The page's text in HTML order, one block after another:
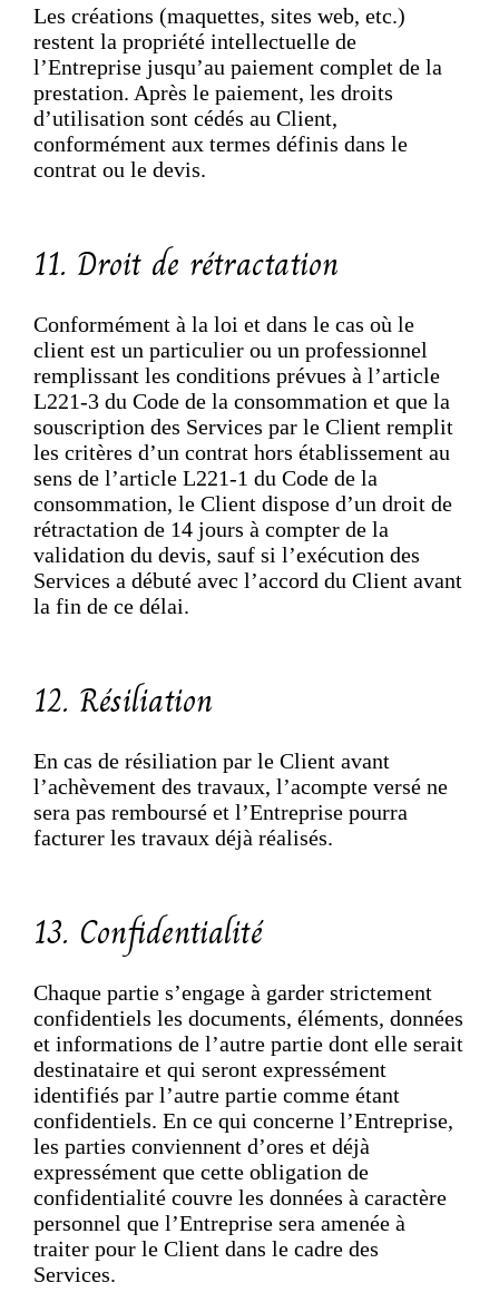
Les créations (maquettes, sites web, etc.)
restent la propriété intellectuelle de
l’Entreprise jusqu’au paiement complet de la
prestation. Après le paiement, les droits
d’utilisation sont cédés au Client,
conformément aux termes définis dans le
contrat ou le devis.
11. Droit de rétractation
Conformément à la loi et dans le cas où le
client est un particulier ou un professionnel
remplissant les conditions prévues à l’article
L221-3 du Code de la consommation et que la
souscription des Services par le Client remplit
les critères d’un contrat hors établissement au
sens de l’article L221-1 du Code de la
consommation, le Client dispose d’un droit de
rétractation de 14 jours à compter de la
validation du devis, sauf si l’exécution des
Services a débuté avec l’accord du Client avant
la fin de ce délai.
12. Résiliation
En cas de résiliation par le Client avant
l’achèvement des travaux, l’acompte versé ne
sera pas remboursé et l’Entreprise pourra
facturer les travaux déjà réalisés.
13. Confidentialité
Chaque partie s’engage à garder strictement
confidentiels les documents, éléments, données
et informations de l’autre partie dont elle serait
destinataire et qui seront expressément
identifiés par l’autre partie comme étant
confidentiels. En ce qui concerne l’Entreprise,
les parties conviennent d’ores et déjà
expressément que cette obligation de
confidentialité couvre les données à caractère
personnel que l’Entreprise sera amenée à
traiter pour le Client dans le cadre des
Services.